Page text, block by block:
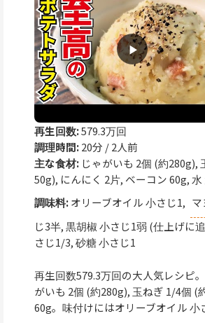
再生回数:579.3万回
調理時間:20分 / 2人前
主な食材: じゃがいも 2個 (約280g),
50g), にんにく 2片, ベーコン 60g, 水
調味料:オリーブオイル 小さじ1, マ
じ3半, 黒胡椒 小さじ1弱 (仕上げに
さじ1/3, 砂糖 小さじ1
再生回数579.3万回の大人気レシピ
がいも 2個 (約280g), 玉ねぎ 1/4個 (
60g。味付けにはオリーブオイル 小